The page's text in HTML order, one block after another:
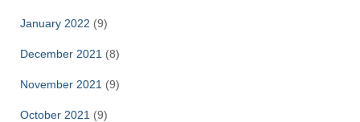
January 2022 (9)
December 2021 (8)
November 2021 (9)
October 2021 (9)